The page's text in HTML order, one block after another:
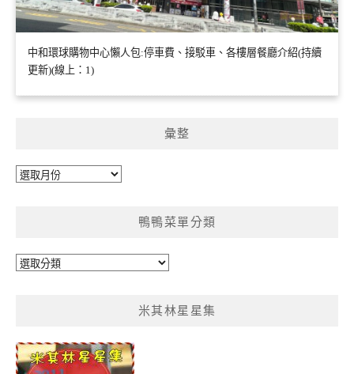
中和環球購物中心懶人包:停車費、接駁車、各樓層餐廳介紹(持續
更新)(線上：1)
彙整
彙
鴨鴨菜單分類
鴨
類
米其林星星集